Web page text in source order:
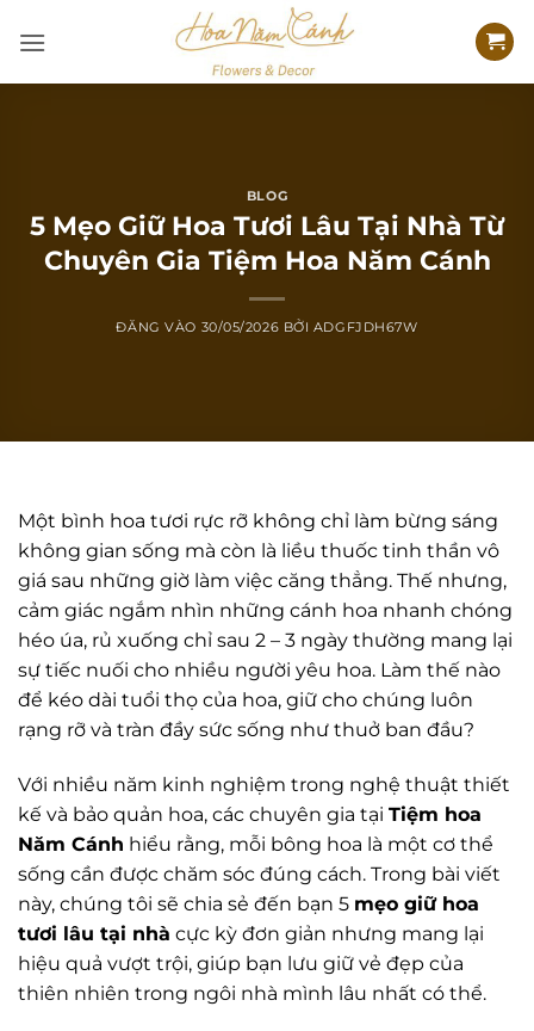
qua
BLOG
5 Mẹo Giữ Hoa Tươi Lâu Tại Nhà Từ
Chuyên Gia Tiệm Hoa Năm Cánh
ĐĂNG VÀO 30/05/2026 BỞI ADGFJDH67W
Một bình hoa tươi rực rỡ không chỉ làm bừng sáng
không gian sống mà còn là liều thuốc tinh thần vô
giá sau những giờ làm việc căng thẳng. Thế nhưng,
cảm giác ngắm nhìn những cánh hoa nhanh chóng
héo úa, rủ xuống chỉ sau 2 – 3 ngày thường mang lại
sự tiếc nuối cho nhiều người yêu hoa. Làm thế nào
để kéo dài tuổi thọ của hoa, giữ cho chúng luôn
rạng rỡ và tràn đầy sức sống như thuở ban đầu?
Với nhiều năm kinh nghiệm trong nghệ thuật thiết
kế và bảo quản hoa, các chuyên gia tại Tiệm hoa
Năm Cánh hiểu rằng, mỗi bông hoa là một cơ thể
sống cần được chăm sóc đúng cách. Trong bài viết
này, chúng tôi sẽ chia sẻ đến bạn 5 mẹo giữ hoa
tươi lâu tại nhà cực kỳ đơn giản nhưng mang lại
hiệu quả vượt trội, giúp bạn lưu giữ vẻ đẹp của
thiên nhiên trong ngôi nhà mình lâu nhất có thể.